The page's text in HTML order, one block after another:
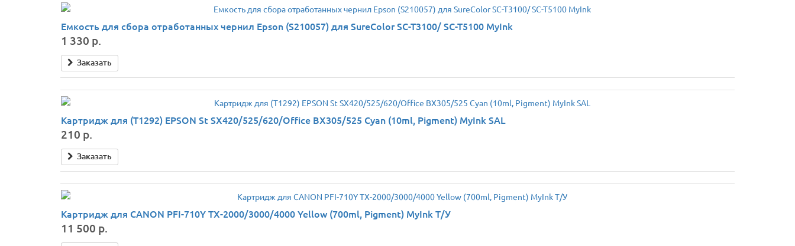
Емкость для сбора отработанных чернил Epson (S210057) для SureColor SC-T3100/ SC-T5100 MyInk
1 330 р.
Заказать
Картридж для (T1292) EPSON St SX420/525/620/Office BX305/525 Cyan (10ml, Pigment) MyInk SAL
210 р.
Заказать
Картридж для CANON PFI-710Y TX-2000/3000/4000 Yellow (700ml, Pigment) MyInk Т/У
11 500 р.